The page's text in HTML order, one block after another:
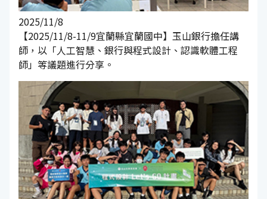
2025/11/8
【2025/11/8-11/9宜蘭縣宜蘭國中】玉山銀行擔任講
師，以「人工智慧、銀行與程式設計、認識軟體工程
師」等議題進行分享。